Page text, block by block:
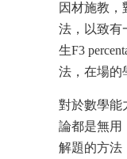
因材施教，
法，以致有
生F3
法，在場的
對於數學能
論都是無用
解題的方法